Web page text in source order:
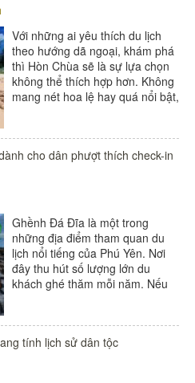
Với những ai yêu thích du lịch
theo hướng dã ngoại, khám phá
thì Hòn Chùa sẽ là sự lựa chọn
không thể thích hợp hơn. Không
mang nét hoa lệ hay quá nổi bật,
cho dân phượt thích check-in
Ghềnh Đá Đĩa là một trong
những địa điểm tham quan du
lịch nổi tiếng của Phú Yên. Nơi
đây thu hút số lượng lớn du
khách ghé thăm mỗi năm. Nếu
tính lịch sử dân tộc